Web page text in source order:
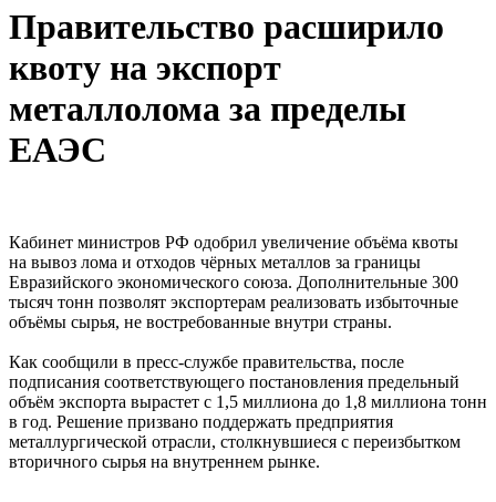
Правительство расширило
квоту на экспорт
металлолома за пределы
ЕАЭС
Кабинет министров РФ одобрил увеличение объёма квоты
на вывоз лома и отходов чёрных металлов за границы
Евразийского экономического союза. Дополнительные 300
тысяч тонн позволят экспортерам реализовать избыточные
объёмы сырья, не востребованные внутри страны.
Как сообщили в пресс-службе правительства, после
подписания соответствующего постановления предельный
объём экспорта вырастет с 1,5 миллиона до 1,8 миллиона тонн
в год. Решение призвано поддержать предприятия
металлургической отрасли, столкнувшиеся с переизбытком
вторичного сырья на внутреннем рынке.